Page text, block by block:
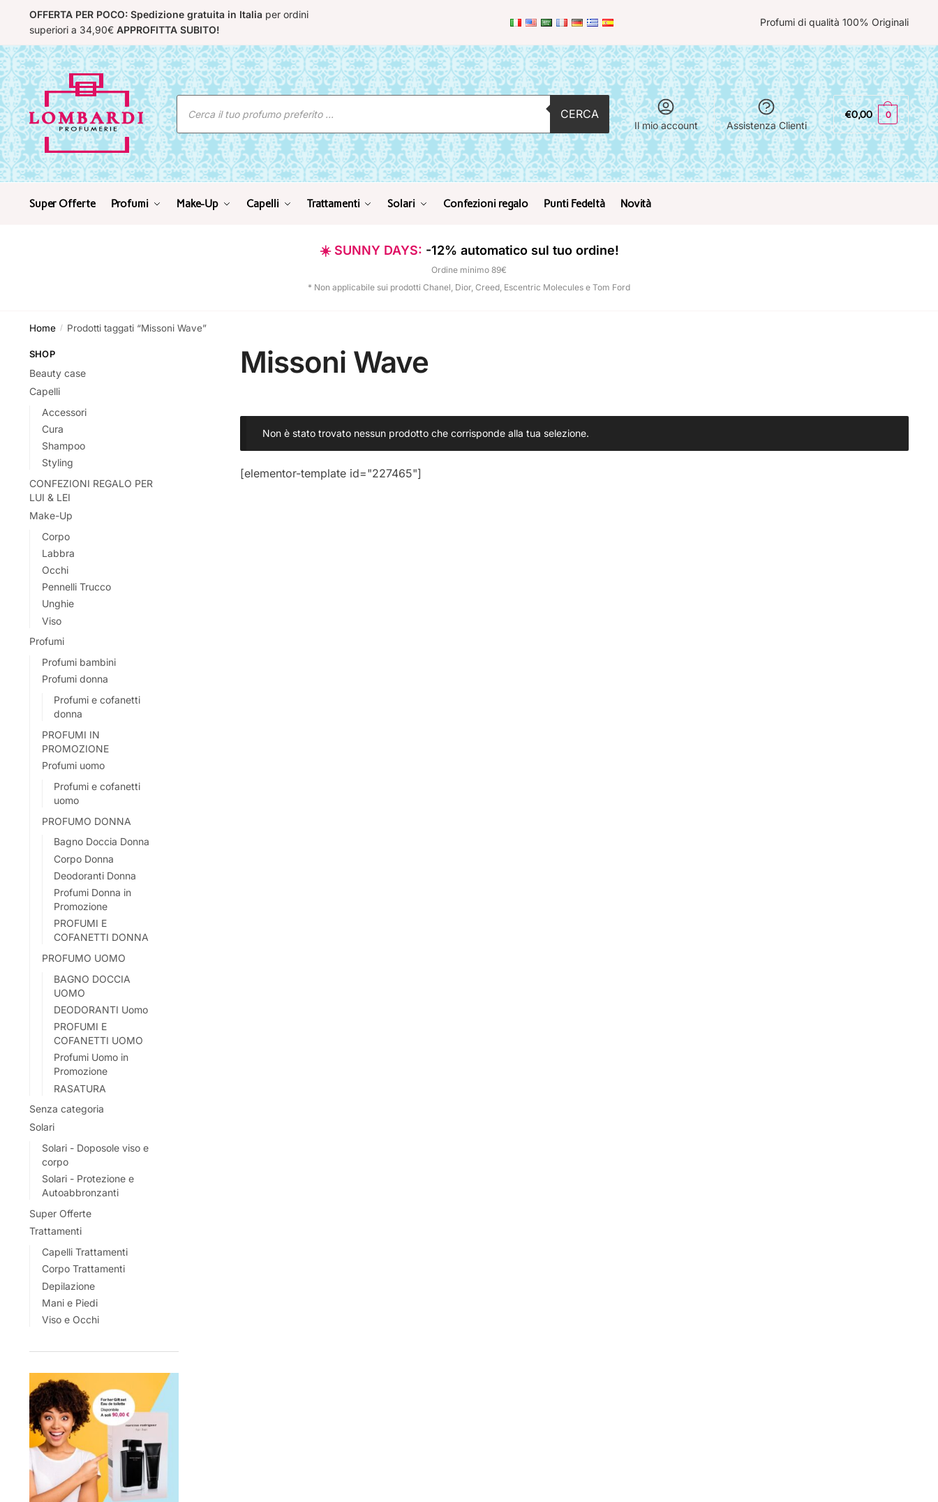
navigation
content
OFFERTA PER POCO: Spedizione gratuita in Italia per ordini
superiori a 34,90€ APPROFITTA SUBITO!
Profumi di qualità 100% Originali
Ricerca
prodotti
CERCA
Il mio account Assistenza Clienti
€0,00 0
Super Offerte Profumi Make-Up Capelli Trattamenti Solari Confezioni regalo Punti Fedeltà Novità
☀️ SUNNY DAYS: -12% automatico sul tuo ordine!
Ordine minimo 89€
* Non applicabile sui prodotti Chanel, Dior, Creed, Escentric Molecules e Tom Ford
Home / Prodotti taggati “Missoni Wave”
Missoni Wave
Non è stato trovato nessun prodotto che corrisponde alla tua selezione.
[elementor-template id="227465"]
SHOP
Beauty case
Capelli
Accessori
Cura
Shampoo
Styling
CONFEZIONI REGALO PER
LUI & LEI
Make-Up
Corpo
Labbra
Occhi
Pennelli Trucco
Unghie
Viso
Profumi
Profumi bambini
Profumi donna
Profumi e cofanetti
donna
PROFUMI IN
PROMOZIONE
Profumi uomo
Profumi e cofanetti
uomo
PROFUMO DONNA
Bagno Doccia Donna
Corpo Donna
Deodoranti Donna
Profumi Donna in
Promozione
PROFUMI E
COFANETTI DONNA
PROFUMO UOMO
BAGNO DOCCIA
UOMO
DEODORANTI Uomo
PROFUMI E
COFANETTI UOMO
Profumi Uomo in
Promozione
RASATURA
Senza categoria
Solari
Solari - Doposole viso e
corpo
Solari - Protezione e
Autoabbronzanti
Super Offerte
Trattamenti
Capelli Trattamenti
Corpo Trattamenti
Depilazione
Mani e Piedi
Viso e Occhi